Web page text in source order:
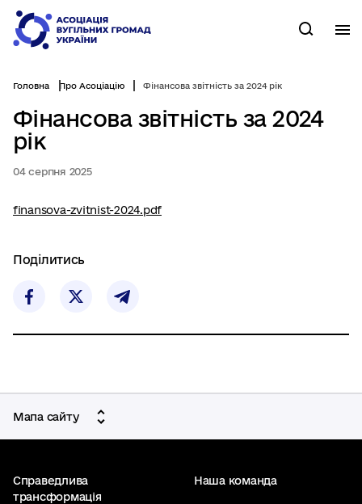
Перейти
до
основного
Пошук
Головна Про Асоціацію Фінансова звітність за 2024 рік
Фінансова звітність за 2024
рік
04 серпня 2025
finansova-zvitnist-2024.pdf
Поділитись
Мапа сайту
Справедлива
трансформація
Наша команда